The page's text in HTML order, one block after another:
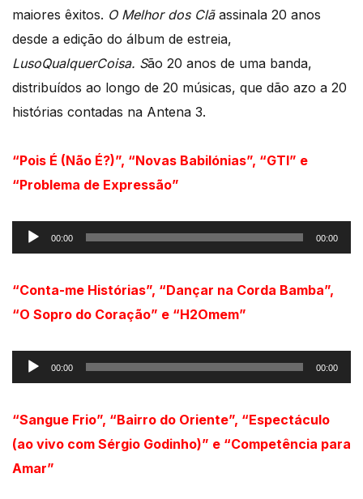
maiores êxitos. O Melhor dos Clãassinala 20 anos
desde a edição do álbum de estreia,
LusoQualquerCoisa. São 20 anos de uma banda,
distribuídos ao longo de 20 músicas, que dão azo a 20
histórias contadas na Antena 3.
“Pois É (Não É?)”, “Novas Babilónias”, “GTI” e
“Problema de Expressão”
Reprodutor
de
áudio
00:00 00:00
“Conta-me Histórias”, “Dançar na Corda Bamba”,
“O Sopro do Coração” e “H2Omem”
Reprodutor
de
áudio
00:00 00:00
“Sangue Frio”, “Bairro do Oriente”, “Espectáculo
(ao vivo com Sérgio Godinho)” e “Competência para
Amar”